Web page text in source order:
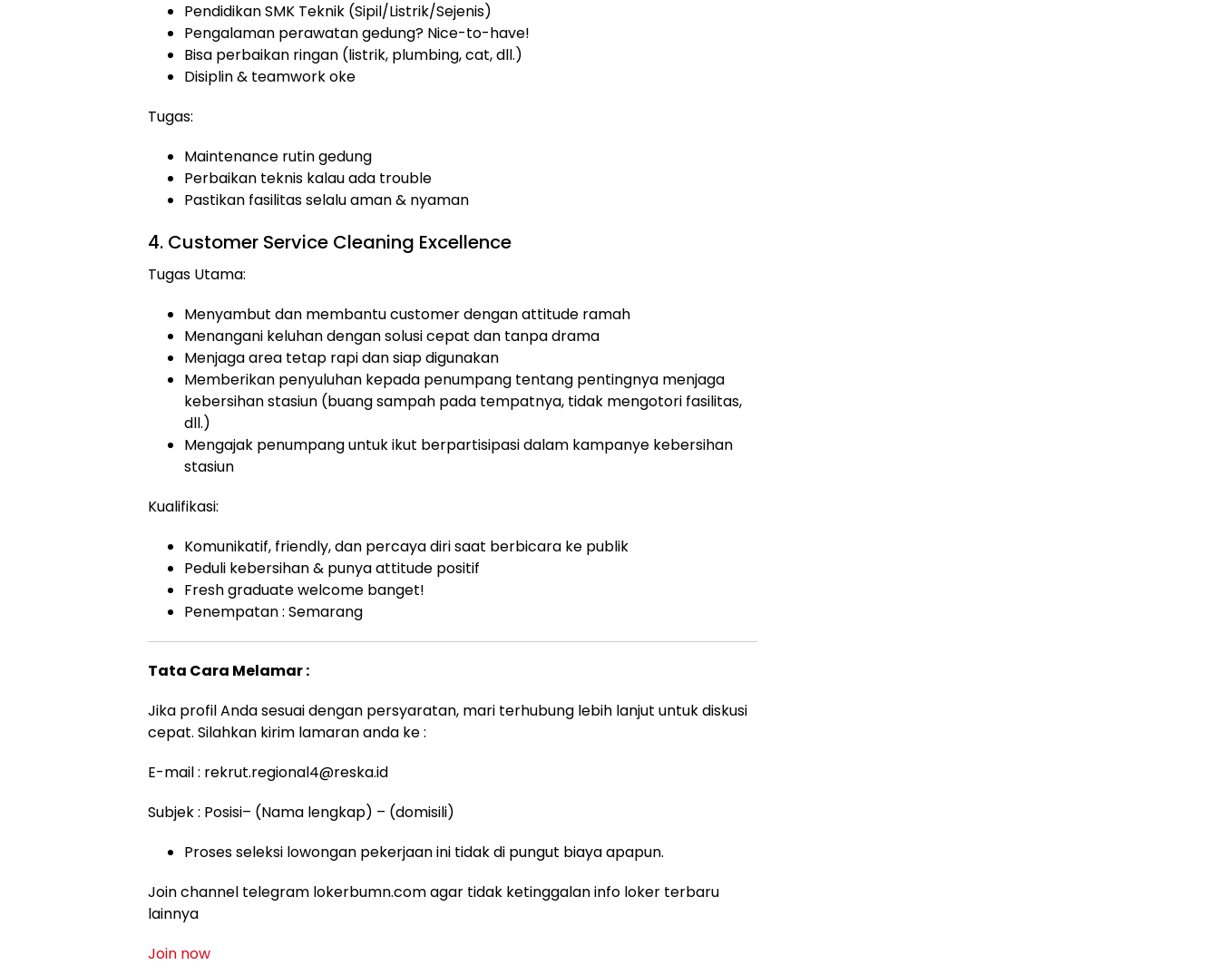
Pendidikan SMK Teknik (Sipil/Listrik/Sejenis)
Pengalaman perawatan gedung? Nice-to-have!
Bisa perbaikan ringan (listrik, plumbing, cat, dll.)
Disiplin & teamwork oke
Tugas:
Maintenance rutin gedung
Perbaikan teknis kalau ada trouble
Pastikan fasilitas selalu aman & nyaman
4. Customer Service Cleaning Excellence
Tugas Utama:
Menyambut dan membantu customer dengan attitude ramah
Menangani keluhan dengan solusi cepat dan tanpa drama
Menjaga area tetap rapi dan siap digunakan
Memberikan penyuluhan kepada penumpang tentang pentingnya menjaga
kebersihan stasiun (buang sampah pada tempatnya, tidak mengotori fasilitas,
dll.)
Mengajak penumpang untuk ikut berpartisipasi dalam kampanye kebersihan
stasiun
Kualifikasi:
Komunikatif, friendly, dan percaya diri saat berbicara ke publik
Peduli kebersihan & punya attitude positif
Fresh graduate welcome banget!
Penempatan : Semarang
Tata Cara Melamar :
Jika profil Anda sesuai dengan persyaratan, mari terhubung lebih lanjut untuk diskusi
cepat. Silahkan kirim lamaran anda ke :
E-mail : rekrut.regional4@reska.id
Subjek : Posisi– (Nama lengkap) – (domisili)
Proses seleksi lowongan pekerjaan ini tidak di pungut biaya apapun.
Join channel telegram lokerbumn.com agar tidak ketinggalan info loker terbaru
lainnya
Join now